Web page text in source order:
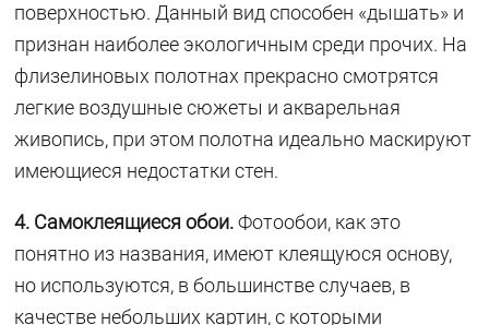
поверхностью. Данный вид способен «дышать» и
признан наиболее экологичным среди прочих. На
флизелиновых полотнах прекрасно смотрятся
легкие воздушные сюжеты и акварельная
живопись, при этом полотна идеально маскируют
имеющиеся недостатки стен.
4. Самоклеящиеся обои.Фотообои, как это
понятно из названия, имеют клеящуюся основу,
но используются, в большинстве случаев, в
качестве небольших картин, с которыми